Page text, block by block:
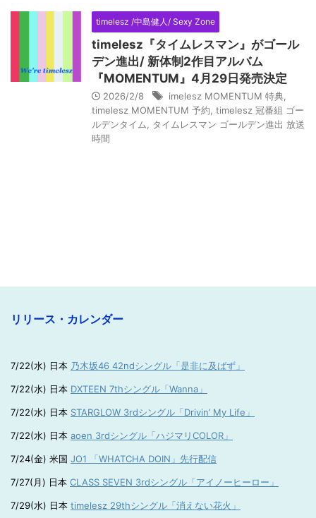
timelesz /中島健人/ Sexy Zone
timelesz『タイムレスマン』がゴール
デン進出/ 新体制2作目アルバム
『MOMENTUM』4月29日発売決定
2026/2/8 imelesz MOMENTUM 特典
timelesz MOMENTUM 予約 timelesz 冠番組 ゴー
ルデンタイム
タイムレスマン ゴールデン進出 放送
時間
リリース・カレンダー
7/22(水) 日本 乃木坂46 42ndシングル「是非に及ばず」
7/22(水) 日本 DXTEEN 7thシングル「Wanna」
7/22(水) 日本 STARGLOW 3rdシングル「Drivin’ My Life」
7/22(水) 日本 aoen 3rdシングル「ハジマリCOLOR」
7/24(金) 米国 JO1 「WHATCHA DOIN」先行配信
7/27(月) 日本 CLASS SEVEN 3rdシングル「アイノーヒーロー」
7/29(水) 日本 timelesz 29thシングル「消えない花火」